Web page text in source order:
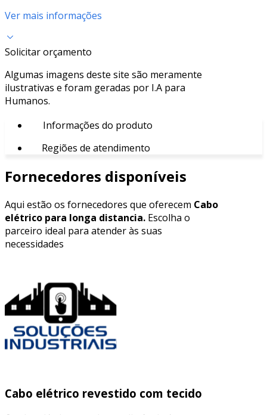
Ver mais informações
Solicitar orçamento
Algumas imagens deste site são meramente
ilustrativas e foram geradas por I.A para
Humanos.
Informações do produto
Regiões de atendimento
Fornecedores disponíveis
Aqui estão os fornecedores que oferecem Cabo
elétrico para longa distancia. Escolha o
parceiro ideal para atender às suas
necessidades
Cabo elétrico revestido com tecido